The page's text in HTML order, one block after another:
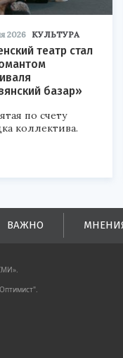
2026 КУЛЬТУРА
театр стал
базар»
по счету
коллектива.
ВАЖНО